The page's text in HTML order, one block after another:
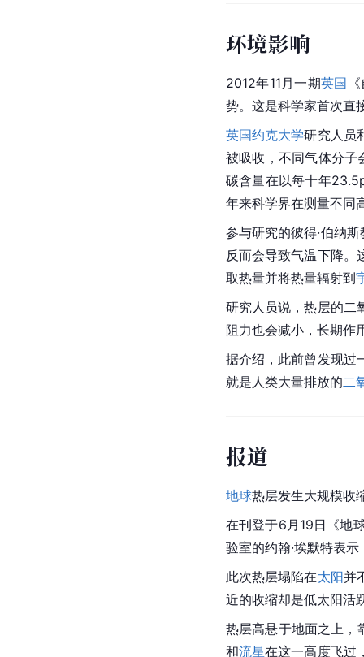
环境影响
2012年11月一期英国
势。这是科学家首次直
英国约克大学研究人员
被吸收，不同气体分子
碳含量在以每十年
年来科学界在测量不同
参与研究的彼得·伯纳
反而会导致气温下降。
取热量并将热量辐射到
研究人员说，热层的二
阻力也会减小，长期作
据介绍，此前曾发现过
就是人类大量排放的二
报道
地球热层发生大规模收
在刊登于6月19日《地
验室的约翰·埃默特表
此次热层塌陷在太阳并
近的收缩却是低太阳活
热层高悬于地面之上
和流星在这一高度飞过